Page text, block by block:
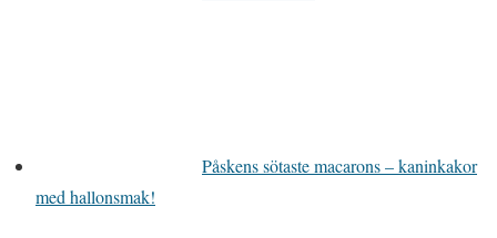
Påskens sötaste macarons – kaninkakor
med hallonsmak!